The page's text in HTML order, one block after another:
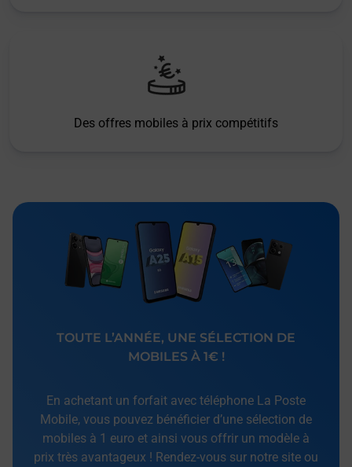
Des offres mobiles à prix compétitifs
TOUTE L’ANNÉE, UNE SÉLECTION DE
MOBILES À 1€ !
En achetant un forfait avec téléphone La Poste
Mobile, vous pouvez bénéficier d’une sélection de
mobiles à 1 euro et ainsi vous offrir un modèle à
prix très avantageux ! Rendez-vous sur notre site ou